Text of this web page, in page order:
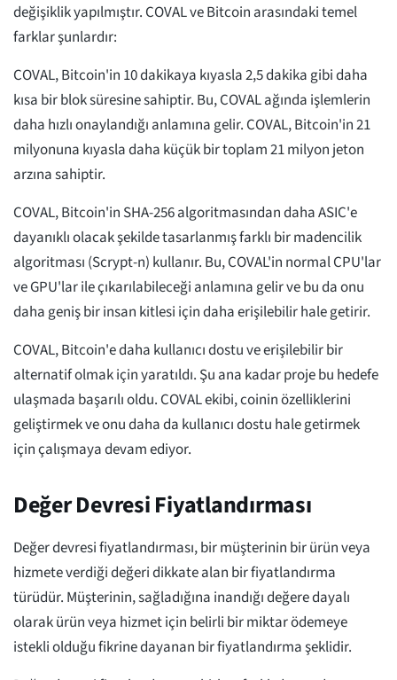
değişiklik yapılmıştır. COVAL ve Bitcoin arasındaki temel
farklar şunlardır:
COVAL, Bitcoin'in 10 dakikaya kıyasla 2,5 dakika gibi daha
kısa bir blok süresine sahiptir. Bu, COVAL ağında işlemlerin
daha hızlı onaylandığı anlamına gelir. COVAL, Bitcoin'in 21
milyonuna kıyasla daha küçük bir toplam 21 milyon jeton
arzına sahiptir.
COVAL, Bitcoin'in SHA-256 algoritmasından daha ASIC'e
dayanıklı olacak şekilde tasarlanmış farklı bir madencilik
algoritması (Scrypt-n) kullanır. Bu, COVAL'in normal CPU'lar
ve GPU'lar ile çıkarılabileceği anlamına gelir ve bu da onu
daha geniş bir insan kitlesi için daha erişilebilir hale getirir.
COVAL, Bitcoin'e daha kullanıcı dostu ve erişilebilir bir
alternatif olmak için yaratıldı. Şu ana kadar proje bu hedefe
ulaşmada başarılı oldu. COVAL ekibi, coinin özelliklerini
geliştirmek ve onu daha da kullanıcı dostu hale getirmek
için çalışmaya devam ediyor.
Değer Devresi Fiyatlandırması
Değer devresi fiyatlandırması, bir müşterinin bir ürün veya
hizmete verdiği değeri dikkate alan bir fiyatlandırma
türüdür. Müşterinin, sağladığına inandığı değere dayalı
olarak ürün veya hizmet için belirli bir miktar ödemeye
istekli olduğu fikrine dayanan bir fiyatlandırma şeklidir.